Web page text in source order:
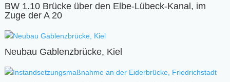
BW 1.10 Brücke über den Elbe-Lübeck-Kanal, im
Zuge der A 20
Neubau Gablenzbrücke, Kiel